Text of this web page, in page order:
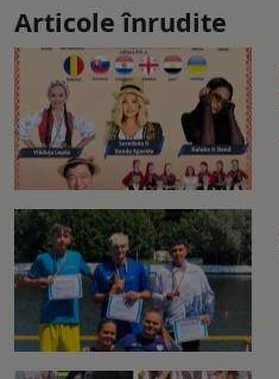
Articole înrudite